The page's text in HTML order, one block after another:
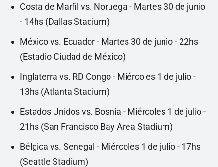
Costa de Marfil vs. Noruega - Martes 30 de junio
- 14hs (Dallas Stadium)
México vs. Ecuador - Martes 30 de junio - 22hs
(Estadio Ciudad de México)
Inglaterra vs. RD Congo - Miércoles 1 de julio -
13hs (Atlanta Stadium)
Estados Unidos vs. Bosnia - Miércoles 1 de julio -
21hs (San Francisco Bay Area Stadium)
Bélgica vs. Senegal - Miércoles 1 de julio - 17hs
(Seattle Stadium)